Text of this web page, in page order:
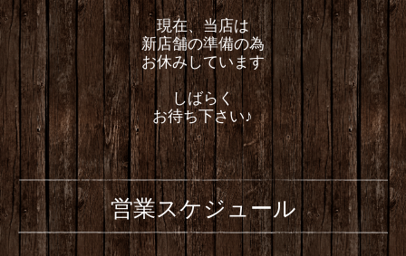
現在、当店は
新店舗の準備の為
お休みしています
しばらく
お待ち下さい♪
営業スケジュール